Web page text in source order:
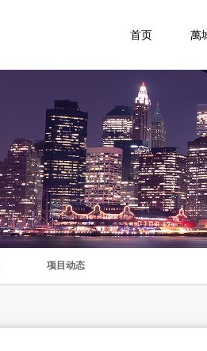
首页 萬
项目动态